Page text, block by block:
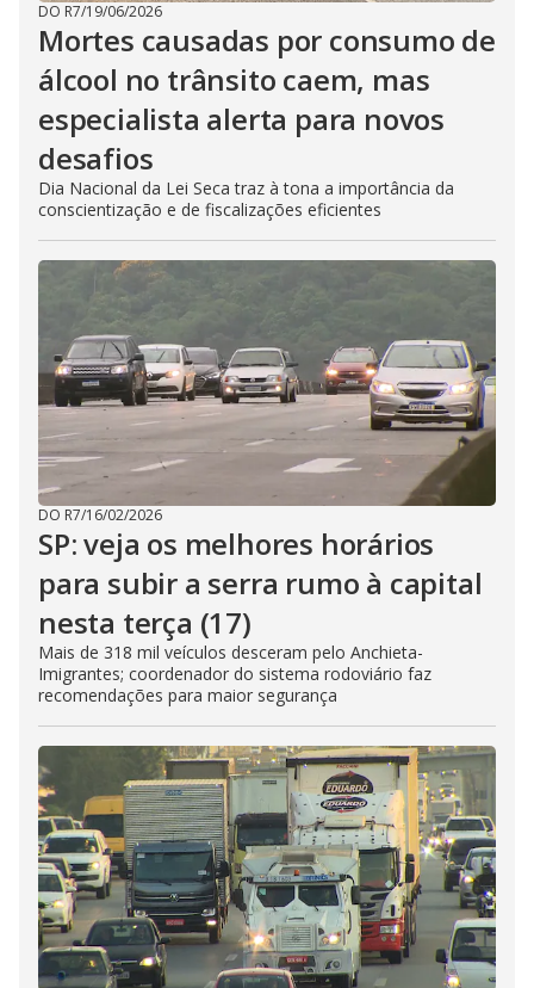
DO R7/19/06/2026
Mortes causadas por consumo de
álcool no trânsito caem, mas
especialista alerta para novos
desafios
Dia Nacional da Lei Seca traz à tona a importância da
conscientização e de fiscalizações eficientes
DO R7/16/02/2026
SP: veja os melhores horários
para subir a serra rumo à capital
nesta terça (17)
Mais de 318 mil veículos desceram pelo Anchieta-
Imigrantes; coordenador do sistema rodoviário faz
recomendações para maior segurança